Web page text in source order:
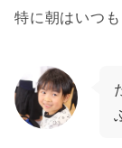
特に朝はいつ